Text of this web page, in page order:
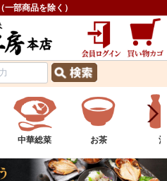
部商品を除く）
グルメ
中華総菜 お茶 酒